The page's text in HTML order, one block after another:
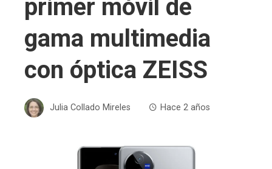
primer móvil de
gama multimedia
con óptica ZEISS
Julia Collado Mireles Hace 2 años